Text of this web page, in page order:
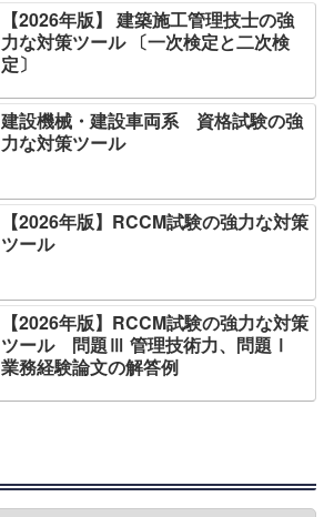
【2026年版】 建築施工管理技士の強
力な対策ツール 〔一次検定と二次検
定〕
建設機械・建設車両系 資格試験の強
力な対策ツール
【2026年版】RCCM試験の強力な対策
ツール
【2026年版】RCCM試験の強力な対策
ツール 問題Ⅲ 管理技術力、問題Ⅰ
業務経験論文の解答例